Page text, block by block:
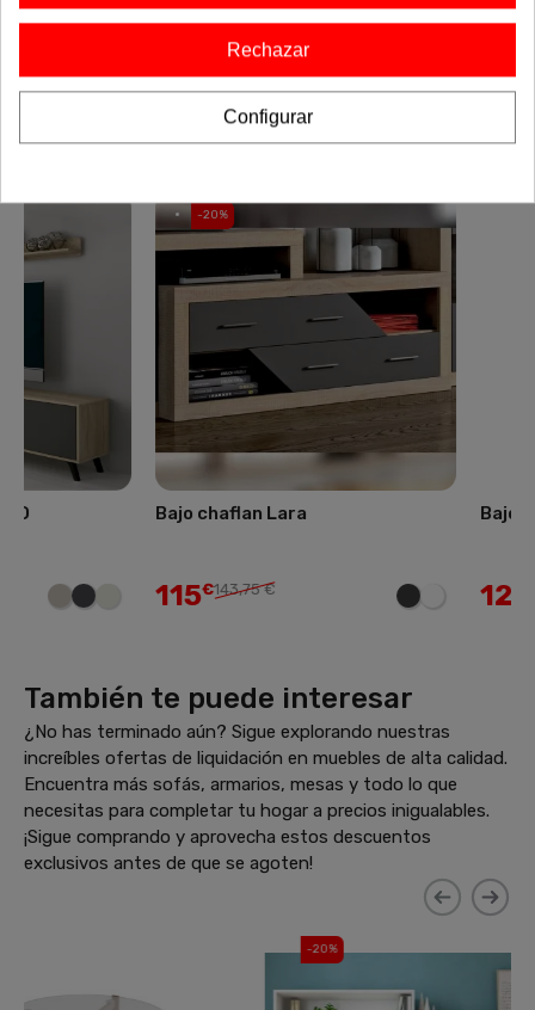
hogar con un estilo cohesivo y elegante. Encuentra el
equilibrio perfecto entre estética y funcionalidad, y dale un
toque único a tu espacio. ¡Haz que tu casa refleje tu estilo
con la colección completa!
Bajo chaflan Lara
115€143,75 €
Bajo TV 1 puerta
125€ 156,25 €
También te puede interesar
¿No has terminado aún? Sigue explorando nuestras
increíbles ofertas de liquidación en muebles de alta calidad.
Encuentra más sofás, armarios, mesas y todo lo que
necesitas para completar tu hogar a precios inigualables.
¡Sigue comprando y aprovecha estos descuentos
exclusivos antes de que se agoten!
Envío gratis
Rechazar
Configurar